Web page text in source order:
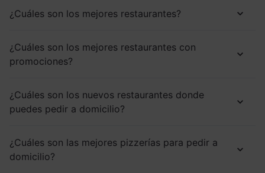
¿Cuáles son los mejores restaurantes?
¿Cuáles son los mejores restaurantes con
promociones?
¿Cuáles son los nuevos restaurantes donde
puedes pedir a domicilio?
¿Cuáles son las mejores pizzerías para pedir a
domicilio?